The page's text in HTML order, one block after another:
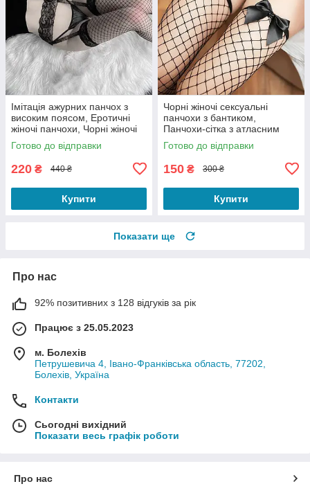
Імітація ажурних панчох з
високим поясом, Еротичні
жіночі панчохи, Чорні жіночі
панчохи в сітку
Готово до відправки
220 ₴ 440 ₴
Купити
Чорні жіночі сексуальні
панчохи з бантиком,
Панчохи-сітка з атласним
чорним бантиком
Готово до відправки
150 ₴ 300 ₴
Купити
Показати ще
Про нас
92% позитивних з 128 відгуків за рік
Працює з 25.05.2023
м. Болехів
Петрушевича 4, Івано-Франківська область, 77202,
Болехів, Україна
Контакти
Сьогодні вихідний
Показати весь графік роботи
Про нас